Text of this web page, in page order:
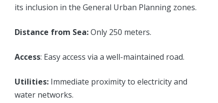
its inclusion in the General Urban Planning zones.
Distance from Sea:Only 250 meters.
Access: Easy access via a well-maintained road.
Utilities: Immediate proximity to electricity and
water networks.